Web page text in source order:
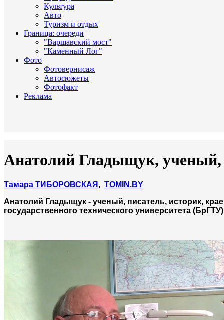
Культура
Авто
Туризм и отдых
Граница: очереди
"Варшавский мост"
"Каменный Лог"
Фото
Фотовернисаж
Автосюжеты
Фотофакт
Реклама
Анатолий Гладыщук, ученый,
Тамара ТИБОРОВСКАЯ , TOMIN.BY
Анатолий Гладыщук - ученый, писатель, историк,
государственного технического университета